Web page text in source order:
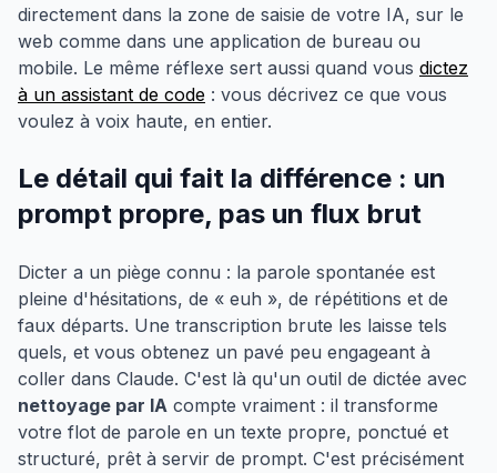
directement dans la zone de saisie de votre IA, sur le
web comme dans une application de bureau ou
mobile. Le même réflexe sert aussi quand vous dictez
à un assistant de code : vous décrivez ce que vous
voulez à voix haute, en entier.
Le détail qui fait la différence : un
prompt propre, pas un flux brut
Dicter a un piège connu : la parole spontanée est
pleine d'hésitations, de « euh », de répétitions et de
faux départs. Une transcription brute les laisse tels
quels, et vous obtenez un pavé peu engageant à
coller dans Claude. C'est là qu'un outil de dictée avec
nettoyage par IA compte vraiment : il transforme
votre flot de parole en un texte propre, ponctué et
structuré, prêt à servir de prompt. C'est précisément